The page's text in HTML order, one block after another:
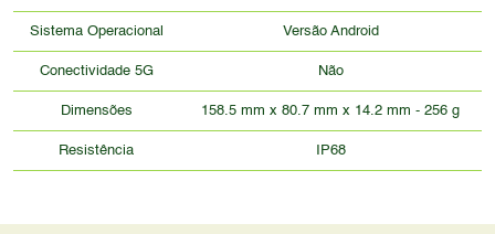
Sistema Operacional Versão Android
Conectividade 5G Não
Dimensões 158.5 mm x 80.7 mm x 14.2 mm - 256 g
Resistência IP68